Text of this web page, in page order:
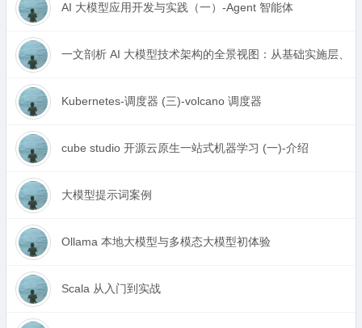
AI 大模型应用开发与实践（一）-Agent 智能体
一文剖析 AI 大模型技术架构的全景视图：从基础实施层、
Kubernetes-调度器 (三)-volcano 调度器
cube studio 开源云原生一站式机器学习 (一)-介绍
大模型提示词案例
Ollama 本地大模型与多模态大模型初体验
Scala 从入门到实战